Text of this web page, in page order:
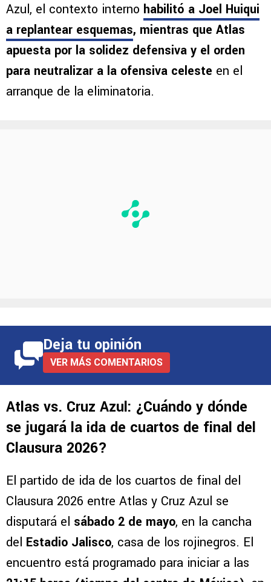
Azul, el contexto interno habilitó a Joel Huiqui
a replantear esquemas, mientras que Atlas
apuesta por la solidez defensiva y el orden
para neutralizar a la ofensiva celeste en el
arranque de la eliminatoria.
Deja tu opinión
VER MÁS COMENTARIOS
Atlas vs. Cruz Azul: ¿Cuándo y dónde
se jugará la ida de cuartos de final del
Clausura 2026?
El partido de ida de los cuartos de final del
Clausura 2026 entre Atlas y Cruz Azul se
disputará el sábado 2 de mayo, en la cancha
del Estadio Jalisco, casa de los rojinegros. El
encuentro está programado para iniciar a las